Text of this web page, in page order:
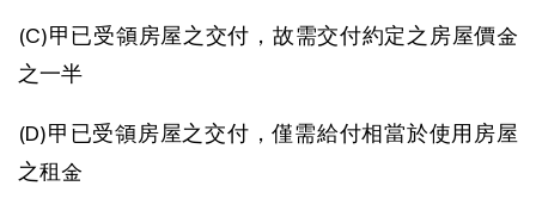
(C)甲已受領房屋之交付，故需交付約定之房屋價金
之一半
(D)甲已受領房屋之交付，僅需給付相當於使用房屋
之租金